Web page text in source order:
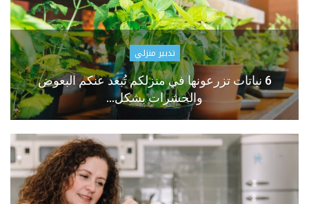
تدبير منزلي
6 نباتات تزرعونها في منزلكم تُبعد عنكم البعوض
والحشرات بشكل…